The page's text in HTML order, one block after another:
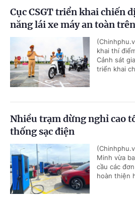
Cục CSGT triển khai chiến
năng lái xe máy an toàn
khai thí
Cảnh sát
triển khai
Nhiều trạm dừng nghỉ cao
thống sạc điện
Minh vừa
cầu các
hoàn thiện